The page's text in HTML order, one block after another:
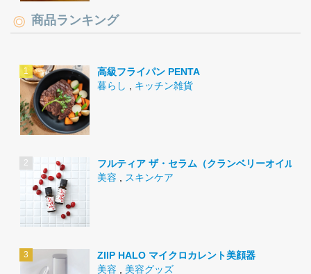
商品ランキング
高級フライパン PENTA
暮らし
キッチン雑貨
フルティア ザ・セラム（クランベリーオイル）
美容
スキンケア
ZIIP HALO マイクロカレント美顔器
美容
美容グッズ